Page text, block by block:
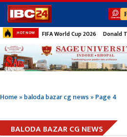
HOT NOW FIFA World Cup 2026 Donald
Home»baloda bazar cg news»Page 4
BALODA BAZAR CG NEWS